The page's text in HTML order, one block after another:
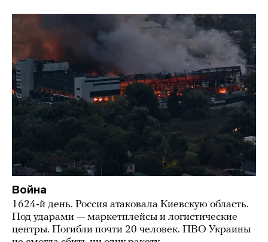
Война
1624-й день. Россия атаковала Киевскую область.
Под ударами — маркетплейсы и логистические
центры. Погибли почти 20 человек. ПВО Украины